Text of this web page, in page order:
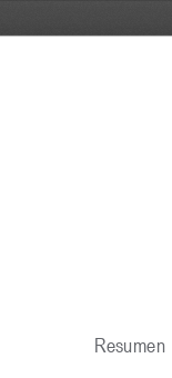
Resumen